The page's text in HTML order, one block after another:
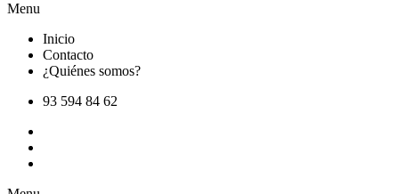
Menu
Inicio
Contacto
¿Quiénes somos?
93 594 84 62